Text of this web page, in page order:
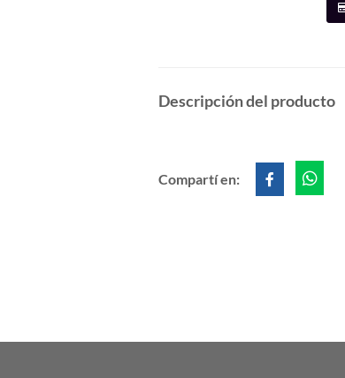
Descripción del producto
Compartí en: